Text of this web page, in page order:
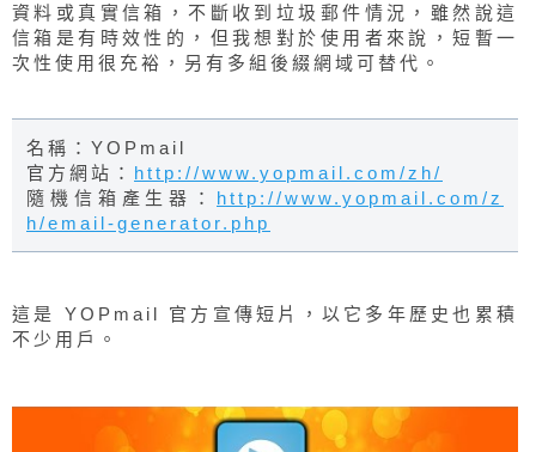
資料或真實信箱，不斷收到垃圾郵件情況，雖然說這
信箱是有時效性的，但我想對於使用者來說，短暫一
次性使用很充裕，另有多組後綴網域可替代。
名稱：YOPmail
官方網站： http://www.yopmail.com/zh/
隨機信箱產生器： http://www.yopmail.com/z
h/email-generator.php
這是 YOPmail 官方宣傳短片，以它多年歷史也累積
不少用戶。